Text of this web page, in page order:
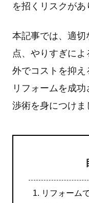
を招くリスクがあ
本記事では、適
点、やりすぎに
外でコストを抑え
リフォームを成
渉術を身につけま
1. リフォーム